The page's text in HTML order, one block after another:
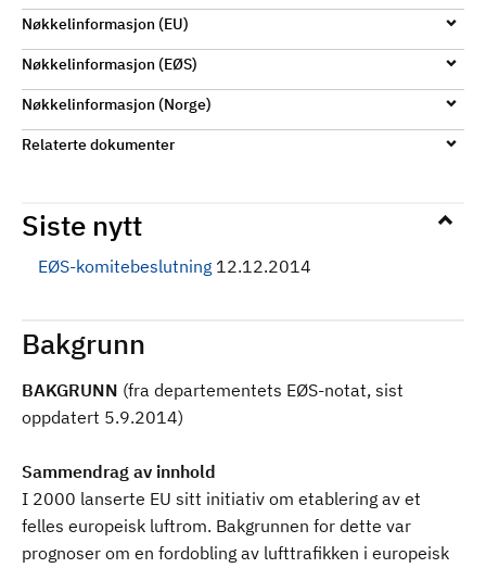
Nøkkelinformasjon (EU)
Nøkkelinformasjon (EØS)
Nøkkelinformasjon (Norge)
Relaterte dokumenter
Siste nytt
EØS-komitebeslutning 12.12.2014
Bakgrunn
BAKGRUNN (fra departementets EØS-notat, sist
oppdatert 5.9.2014)
Sammendrag av innhold
I 2000 lanserte EU sitt initiativ om etablering av et
felles europeisk luftrom. Bakgrunnen for dette var
prognoser om en fordobling av lufttrafikken i europeisk